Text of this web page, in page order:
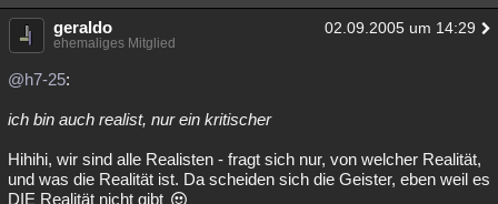
geraldo 02.09.2005 um 14:29
ehemaliges Mitglied
@h7-25:
ich bin auch realist, nur ein kritischer
Hihihi, wir sind alle Realisten - fragt sich nur, von welcher Realität,
und was die Realität ist. Da scheiden sich die Geister, eben weil es
DIE Realität nicht gibt